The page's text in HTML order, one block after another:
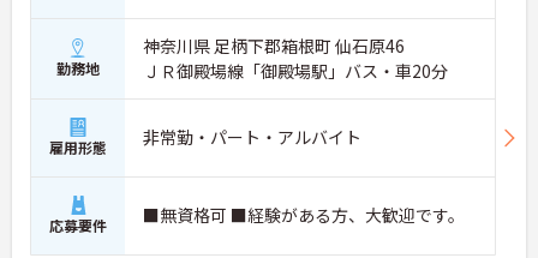
勤務地
神奈川県 足柄下郡箱根町 仙石原46
ＪＲ御殿場線「御殿場駅」バス・車20分
雇用形態 非常勤・パート・アルバイト
応募要件 ■無資格可 ■経験がある方、大歓迎です。